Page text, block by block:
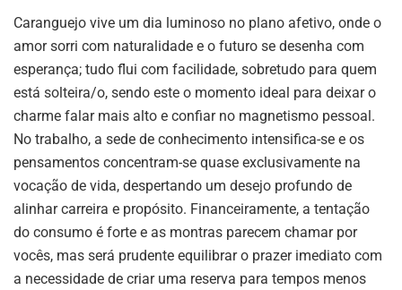
Caranguejo vive um dia luminoso no plano afetivo, onde o
amor sorri com naturalidade e o futuro se desenha com
esperança; tudo flui com facilidade, sobretudo para quem
está solteira/o, sendo este o momento ideal para deixar o
charme falar mais alto e confiar no magnetismo pessoal.
No trabalho, a sede de conhecimento intensifica-se e os
pensamentos concentram-se quase exclusivamente na
vocação de vida, despertando um desejo profundo de
alinhar carreira e propósito. Financeiramente, a tentação
do consumo é forte e as montras parecem chamar por
vocês, mas será prudente equilibrar o prazer imediato com
a necessidade de criar uma reserva para tempos menos